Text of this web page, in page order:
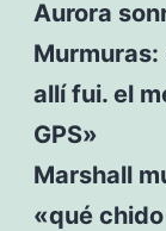
Aurora
allí fui. el
GPS»
Marshall
«qué